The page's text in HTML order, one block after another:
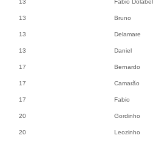
13 Bruno
13 Delamare
13 Daniel
17 Bernardo
17 Camarão
17 Fabio
20 Gordinho
20 Leozinho